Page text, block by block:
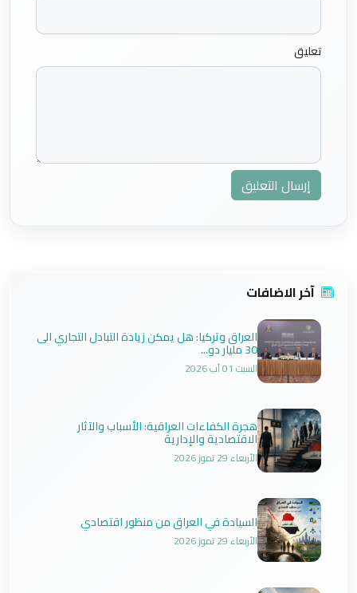
تعليق
إرسال التعليق
آخر الاضافات
العراق وتركيا: هل يمكن زيادة التبادل التجاري الى
30 مليار دو...
السبت 01 آب 2026
هجرة الكفاءات العراقية: الأسباب والآثار
الاقتصادية والإدارية
الأربعاء 29 تموز 2026
السيادة في العراق من منظور اقتصادي
الأربعاء 29 تموز 2026